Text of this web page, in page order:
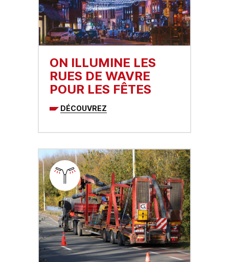
ON ILLUMINE LES
RUES DE WAVRE
POUR LES FÊTES
DÉCOUVREZ